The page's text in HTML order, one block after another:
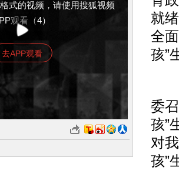
式的视频，请使用搜狐视频
观看（4）
去APP观看
就
全
孩”
委
孩”
对
孩”